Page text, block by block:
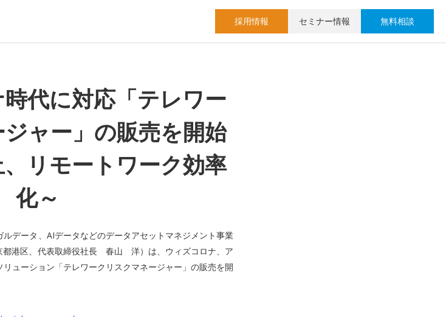
採用情報 セミナー情報 無料相談
代に対応「テレワー
ャー」の販売を開始
リモートワーク効率
化～
データ、AIデータなどのデータアセットマネジメント事業
都港区、代表取締役社長 春山 洋）は、ウィズコロナ、ア
ューション「テレワークリスクマネージャー」の販売を開